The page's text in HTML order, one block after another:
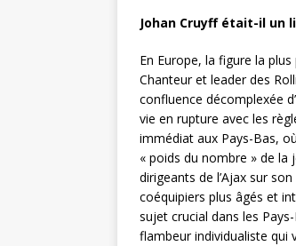
Johan Cruyff était-il un
En Europe, la figure la
Chanteur et leader des
confluence décomplexée
vie en rupture avec les
immédiat aux Pays-Bas,
« poids du nombre » de la
dirigeants de l’Ajax sur
coéquipiers plus âgés et
sujet crucial dans les
flambeur individualiste qui